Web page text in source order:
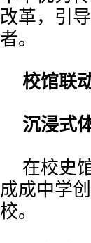
改革，引
者。
校馆联
沉浸式
在校史
成成中学
校。